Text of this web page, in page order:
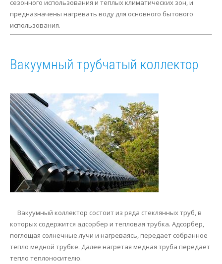
сезонного использования и теплых климатических зон, и
предназначены нагревать воду для основного бытового
использования.
Вакуумный трубчатый коллектор
Вакуумный коллектор состоит из ряда стеклянных труб, в
которых содержится адсорбер и тепловая трубка. Адсорбер,
поглощая солнечные лучи и нагреваясь, передает собранное
тепло медной трубке. Далее нагретая медная труба передает
тепло теплоносителю.